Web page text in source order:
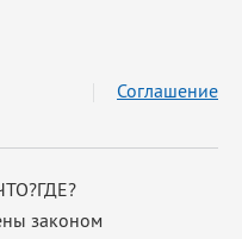
законом
Соглашение